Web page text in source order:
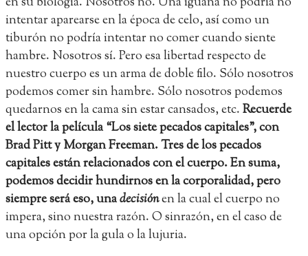
intentar aparearse en la época de celo, así como un
tiburón no podría intentar no comer cuando siente
hambre. Nosotros sí. Pero esa libertad respecto de
nuestro cuerpo es un arma de doble filo. Sólo nosotros
podemos comer sin hambre. Sólo nosotros podemos
quedarnos en la cama sin estar cansados, etc.Recuerde
el lector la película “Los siete pecados capitales”, con
Brad Pitt y Morgan Freeman. Tres de los pecados
capitales están relacionados con el cuerpo. En suma,
podemos decidir hundirnos en la corporalidad, pero
siempre será eso, unadecisiónen la cual el cuerpo no
impera, sino nuestra razón. O sinrazón, en el caso de
una opción por la gula o la lujuria.